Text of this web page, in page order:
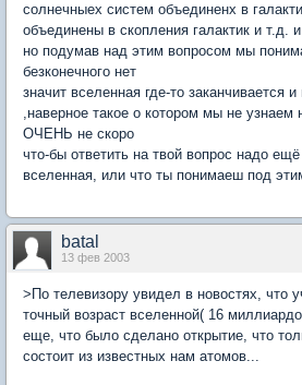
солнечныех систем объединенх в
объединены в скопления галактик и т.д.
но подумав над этим вопросом мы
безконечного нет
значит вселенная где-то заканчивается
,наверное такое о котором мы не узнаем
ОЧЕНЬ не скоро
что-бы ответить на твой вопрос надо
вселенная, или что ты понимаеш под
batal
13 фев 2003
>По телевизору увидел в новостях, что
точный возраст вселенной( 16
еще, что было сделано открытие, что
состоит из известных нам атомов...